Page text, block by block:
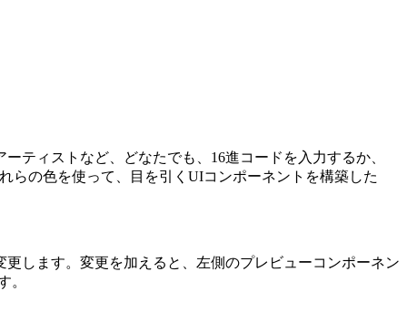
ティストなど、どなたでも、16進コードを入力するか、
らの色を使って、目を引くUIコンポーネントを構築した
します。変更を加えると、左側のプレビューコンポーネン
。